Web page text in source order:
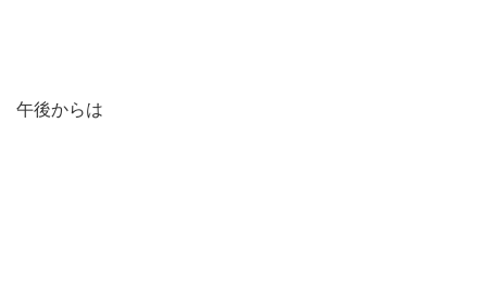
午後からは